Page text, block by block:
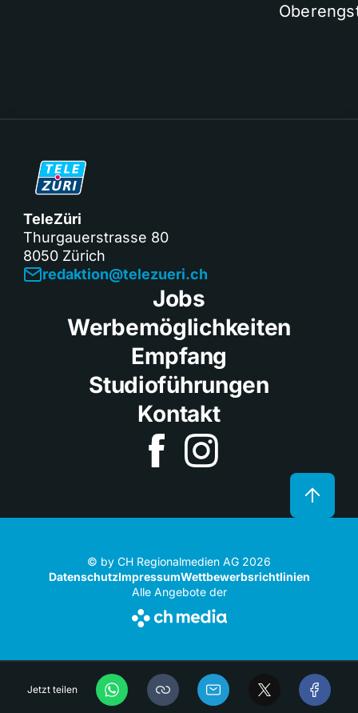
Jetzt teilen
TeleZüri
Thurgauerstrasse 80
8050 Zürich
redaktion@telezueri.ch
Jobs
Werbemöglichkeiten
Empfang
Studioführungen
Kontakt
© by CH Regionalmedien AG 2026
DatenschutzImpressumWettbewerbsrichtlinien
Alle Angebote der